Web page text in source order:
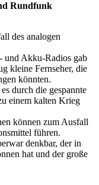
Rundfunk
des analogen
und Akku-Radios gab
kleine Fernseher, die
könnten.
durch die gespannte
einem kalten Krieg
können zum Ausfall
führen.
denkbar, der in
hat und der große